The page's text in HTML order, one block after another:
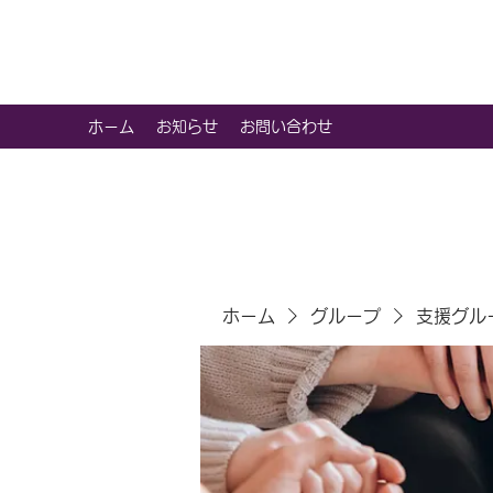
ホーム お知らせ お問い合わせ
ホーム グループ 支援グル